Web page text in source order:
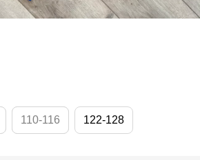
110-116 122-128